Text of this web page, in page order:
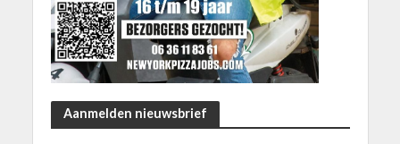
Aanmelden nieuwsbrief